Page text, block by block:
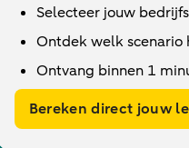
Selecteer jouw
Ontdek welk scenario
Ontvang binnen 1
Bereken direct jouw